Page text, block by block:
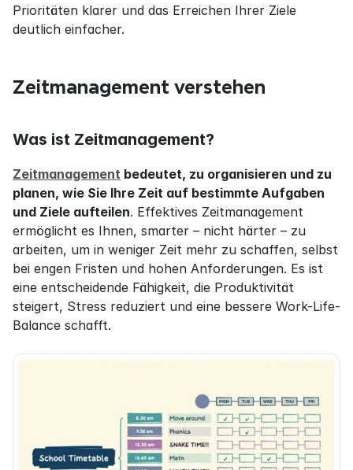
Prioritäten klarer und das Erreichen Ihrer Ziele
deutlich einfacher.
Zeitmanagement verstehen
Was ist Zeitmanagement?
Zeitmanagement bedeutet, zu organisieren und zu
planen, wie Sie Ihre Zeit auf bestimmte Aufgaben
und Ziele aufteilen. Effektives Zeitmanagement
ermöglicht es Ihnen, smarter – nicht härter – zu
arbeiten, um in weniger Zeit mehr zu schaffen, selbst
bei engen Fristen und hohen Anforderungen. Es ist
eine entscheidende Fähigkeit, die Produktivität
steigert, Stress reduziert und eine bessere Work-Life-
Balance schafft.